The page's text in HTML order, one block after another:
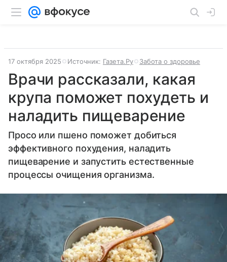
17 октября 2025 Источник: Газета.Ру Забота о здоровье
Врачи рассказали, какая
крупа поможет похудеть и
наладить пищеварение
Просо или пшено поможет добиться
эффективного похудения, наладить
пищеварение и запустить естественные
процессы очищения организма.